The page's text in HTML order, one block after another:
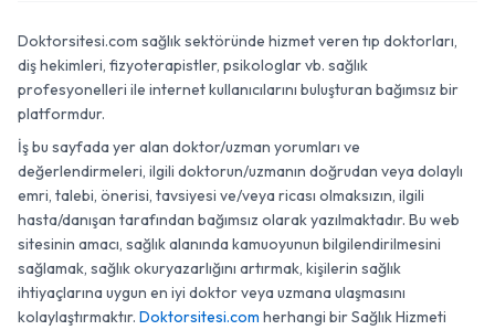
Doktorsitesi.com sağlık sektöründe hizmet veren tıp doktorları,
diş hekimleri, fizyoterapistler, psikologlar vb. sağlık
profesyonelleri ile internet kullanıcılarını buluşturan bağımsız bir
platformdur.
İş bu sayfada yer alan doktor/uzman yorumları ve
değerlendirmeleri, ilgili doktorun/uzmanın doğrudan veya dolaylı
emri, talebi, önerisi, tavsiyesi ve/veya ricası olmaksızın, ilgili
hasta/danışan tarafından bağımsız olarak yazılmaktadır. Bu web
sitesinin amacı, sağlık alanında kamuoyunun bilgilendirilmesini
sağlamak, sağlık okuryazarlığını artırmak, kişilerin sağlık
ihtiyaçlarına uygun en iyi doktor veya uzmana ulaşmasını
kolaylaştırmaktır. Doktorsitesi.com herhangi bir Sağlık Hizmeti